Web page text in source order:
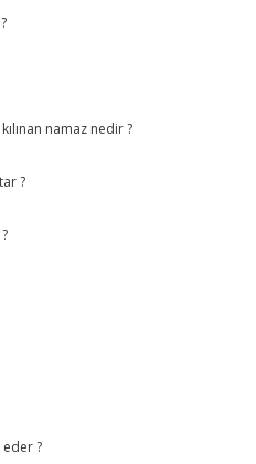
namaz nedir ?
?
eder ?